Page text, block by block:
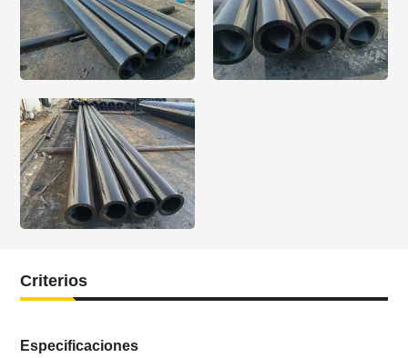
Criterios
Especificaciones